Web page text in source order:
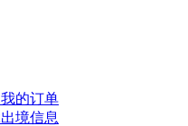
我的订单
出境信息